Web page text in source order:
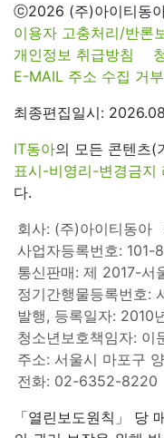
ⓒ2026 (주)아이티동
이용자 고충처리/반론
개인정보 취급방침
E-MAIL 주소 수집 거부
최종편집일시:
IT동아의 모든 콘텐츠(
표시-비영리-변경금지
다.
회사: (주)아이티동아
사업자등록번호: 101-
통신판매: 제 2017-서
정기간행물등록번호:
발행, 등록일자: 2010
청소년보호책임자: 이
주소: 서울시 마포구
전화: 02-6352-8220
「열린보도원칙」 당